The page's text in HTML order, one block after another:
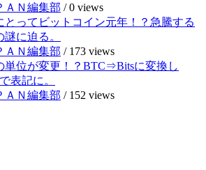
ＡＮ編集部 /0 views
とってビットコイン元年！？急騰する
に迫る。
ＡＮ編集部 / 173 views
単位が変更！？BTC⇒Bitsに変換し
表記に。
ＡＮ編集部 / 152 views